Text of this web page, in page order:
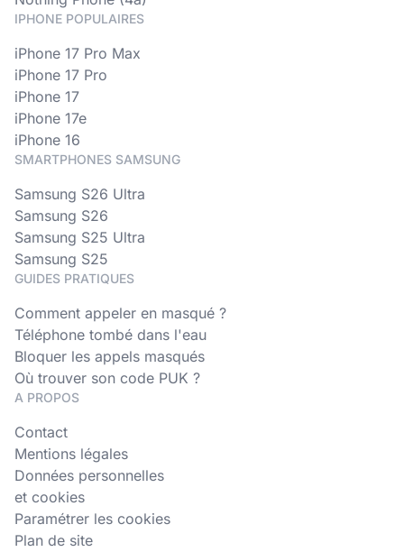
IPHONE POPULAIRES
iPhone 17 Pro Max
iPhone 17 Pro
iPhone 17
iPhone 17e
iPhone 16
SMARTPHONES SAMSUNG
Samsung S26 Ultra
Samsung S26
Samsung S25 Ultra
Samsung S25
GUIDES PRATIQUES
Comment appeler en masqué ?
Téléphone tombé dans l'eau
Bloquer les appels masqués
Où trouver son code PUK ?
A PROPOS
Contact
Mentions légales
Données personnelles
et cookies
Paramétrer les cookies
Plan de site